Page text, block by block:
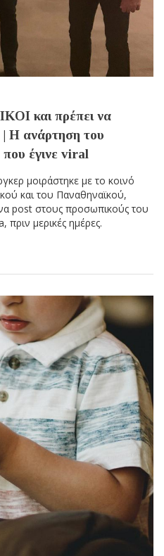
και πρέπει να
| Η ανάρτηση του
έγινε viral
μοιράστηκε με το κοινό
και του Παναθηναϊκού,
post στoυς προσωπικούς του
μερικές ημέρες.